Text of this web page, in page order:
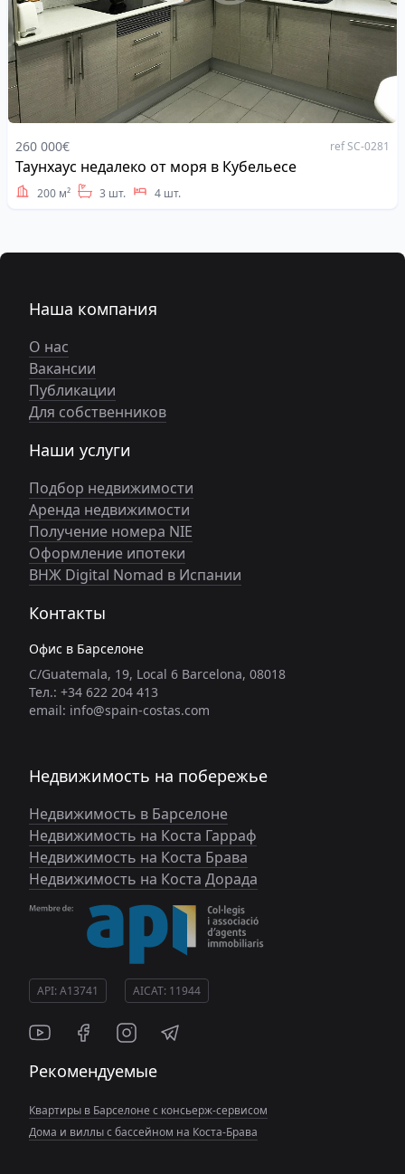
260 000€ ref SC-0281
Address
Таунхаус недалеко от моря в Кубельесе
200 м² 3 шт. 4 шт.
Наша компания
О нас
Вакансии
Публикации
Для собственников
Наши услуги
Подбор недвижимости
Аренда недвижимости
Получение номера NIE
Оформление ипотеки
ВНЖ Digital Nomad в Испании
Контакты
Офис в Барселоне
C/Guatemala, 19, Local 6 Barcelona, 08018
Тел.: +34 622 204 413
email: info@spain-costas.com
Недвижимость на побережье
Недвижимость в Барселоне
Недвижимость на Коста Гарраф
Недвижимость на Коста Брава
Недвижимость на Коста Дорада
API: A13741 AICAT: 11944
Рекомендуемые
Квартиры в Барселоне с консьерж-сервисом
Дома и виллы с бассейном на Коста-Брава